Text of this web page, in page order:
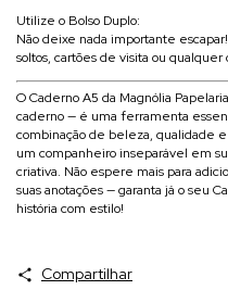
Utilize o Bolso Duplo:
Não deixe nada importante
soltos, cartões de visita ou
OCaderno A5 da Magnólia Papelaria
caderno — é uma ferramenta
combinação de beleza, qualidade
um companheiro inseparável em
criativa. Não espere mais para
suas anotações — garanta já o seu
história com estilo!
Compartilhar